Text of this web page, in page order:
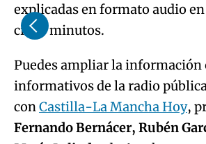
explicadas en formato audio
cinco minutos.
Puedes ampliar la información
informativos de la radio
conCastilla-La Mancha Hoy,
Fernando Bernácer, Rubén